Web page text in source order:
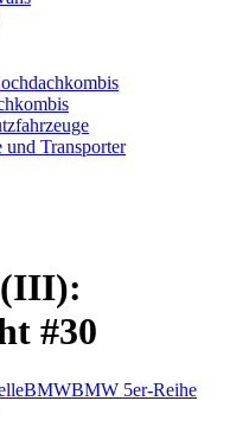
Transporter
(III):
#30
BMWBMW 5er-Reihe